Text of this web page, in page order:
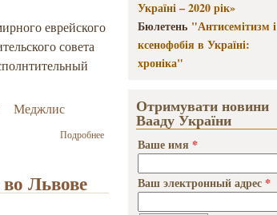
еврейского
совета
Меджлис
Подробнеео В Оттаве
состоялись
управляющих
Львове
Україні – 2020 рік»
Бюлетень "Антисемітизм і
ксенофобія в Україні:
хроніка"
Отримувати новини
Вааду України
Ваше имя *
Ваш электронный адрес *